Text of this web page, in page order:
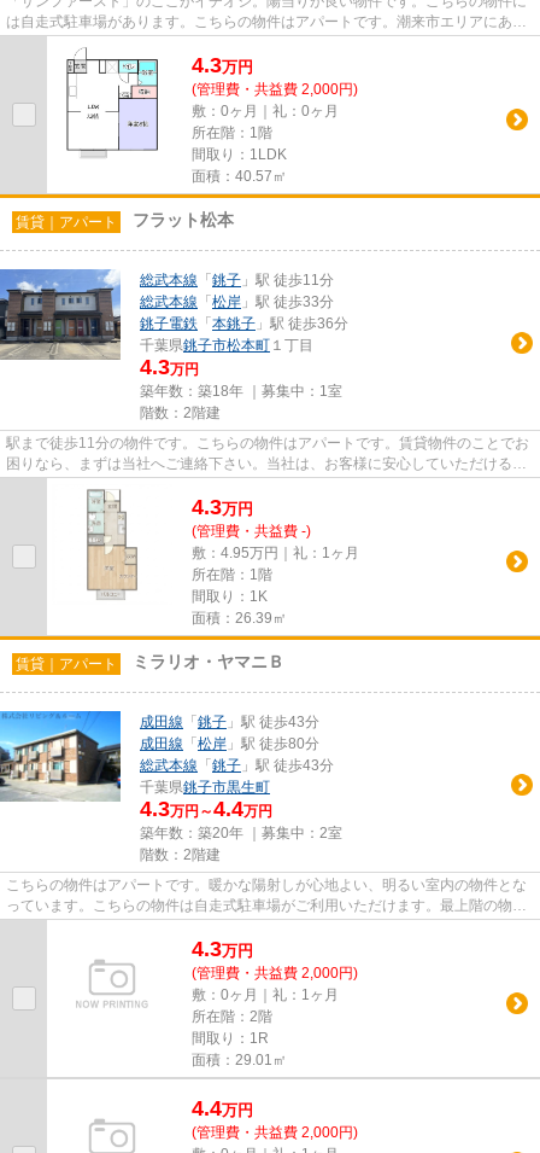
は自走式駐車場があります。こちらの物件はアパートです。潮来市エリアにある
4.3万円
(管理費・共益費 2,000円)
敷：0ヶ月｜礼：0ヶ月
所在階：1階
間取り：1LDK
面積：40.57㎡
賃貸｜アパート フラット松本
総武本線 「 銚子 」駅 徒歩11分
総武本線 「 松岸 」駅 徒歩33分
銚子電鉄 「 本銚子 」駅 徒歩36分
千葉県銚子市松本町 １丁目
4.3万円
築年数：築18年 ｜募集中： 1室
階数：2階建
駅まで徒歩11分の物件です。こちらの物件はアパートです。賃貸物件のことでお
困りなら、まずは当社へご連絡下さい。当社は、お客様に安心していただけるよ
4.3万円
(管理費・共益費 -)
敷：4.95万円｜礼：1ヶ月
所在階：1階
間取り：1K
面積：26.39㎡
賃貸｜アパート ミラリオ・ヤマニＢ
成田線 「 銚子 」駅 徒歩43分
成田線 「 松岸 」駅 徒歩80分
総武本線 「 銚子 」駅 徒歩43分
千葉県銚子市黒生町
4.3万円～4.4万円
築年数：築20年 ｜募集中： 2室
階数：2階建
こちらの物件はアパートです。暖かな陽射しが心地よい、明るい室内の物件とな
っています。こちらの物件は自走式駐車場がご利用いただけます。最上階の物件
4.3万円
(管理費・共益費 2,000円)
敷：0ヶ月｜礼：1ヶ月
所在階：2階
間取り：1R
面積：29.01㎡
4.4万円
(管理費・共益費 2,000円)